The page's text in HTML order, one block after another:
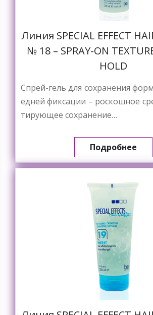
Линия SPECIAL EFFECT
№ 18 – SPRAY-ON
HOLD
Спрей-гель для сохранения
едней фиксации – роскошное
тирующее сохранение…
Подробнее